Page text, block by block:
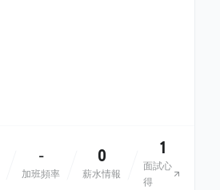
-
加班頻率
0
薪水情報
1
面試心
得